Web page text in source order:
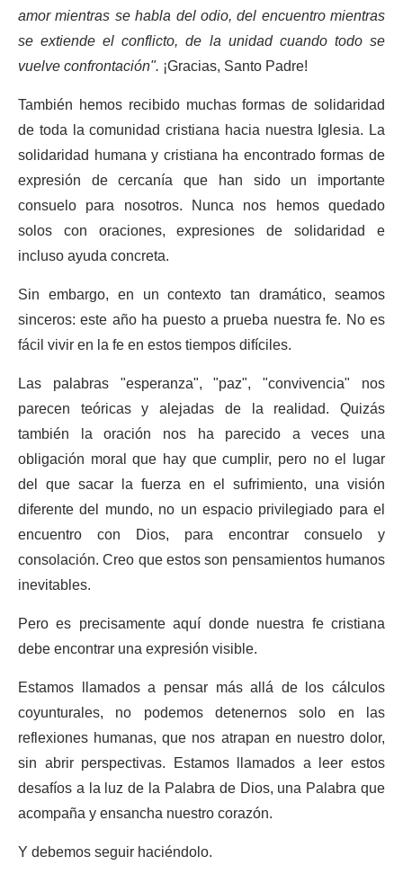
amor mientras se habla del odio, del encuentro mientras
se extiende el conflicto, de la unidad cuando todo se
vuelve confrontación". ¡Gracias, Santo Padre!
También hemos recibido muchas formas de solidaridad
de toda la comunidad cristiana hacia nuestra Iglesia. La
solidaridad humana y cristiana ha encontrado formas de
expresión de cercanía que han sido un importante
consuelo para nosotros. Nunca nos hemos quedado
solos con oraciones, expresiones de solidaridad e
incluso ayuda concreta.
Sin embargo, en un contexto tan dramático, seamos
sinceros: este año ha puesto a prueba nuestra fe. No es
fácil vivir en la fe en estos tiempos difíciles.
Las palabras "esperanza", "paz", "convivencia" nos
parecen teóricas y alejadas de la realidad. Quizás
también la oración nos ha parecido a veces una
obligación moral que hay que cumplir, pero no el lugar
del que sacar la fuerza en el sufrimiento, una visión
diferente del mundo, no un espacio privilegiado para el
encuentro con Dios, para encontrar consuelo y
consolación. Creo que estos son pensamientos humanos
inevitables.
Pero es precisamente aquí donde nuestra fe cristiana
debe encontrar una expresión visible.
Estamos llamados a pensar más allá de los cálculos
coyunturales, no podemos detenernos solo en las
reflexiones humanas, que nos atrapan en nuestro dolor,
sin abrir perspectivas. Estamos llamados a leer estos
desafíos a la luz de la Palabra de Dios, una Palabra que
acompaña y ensancha nuestro corazón.
Y debemos seguir haciéndolo.